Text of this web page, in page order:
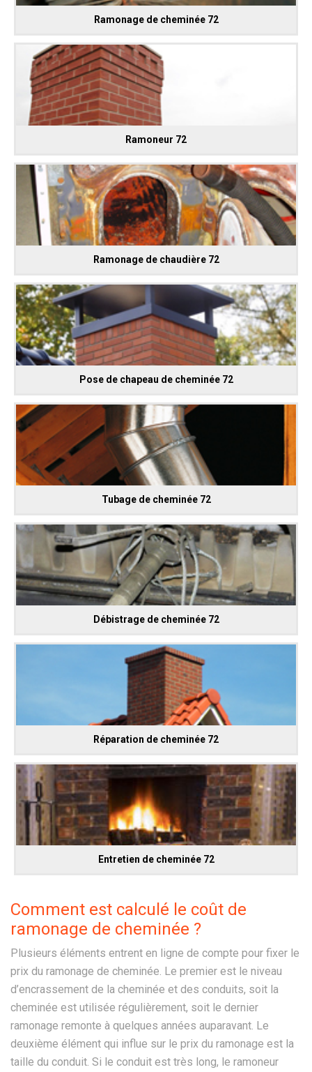
Ramonage de cheminée 72
Ramoneur 72
Ramonage de chaudière 72
Pose de chapeau de cheminée 72
Tubage de cheminée 72
Débistrage de cheminée 72
Réparation de cheminée 72
Entretien de cheminée 72
Comment est calculé le coût de
ramonage de cheminée ?
Plusieurs éléments entrent en ligne de compte pour fixer le
prix du ramonage de cheminée. Le premier est le niveau
d’encrassement de la cheminée et des conduits, soit la
cheminée est utilisée régulièrement, soit le dernier
ramonage remonte à quelques années auparavant. Le
deuxième élément qui influe sur le prix du ramonage est la
taille du conduit. Si le conduit est très long, le ramoneur